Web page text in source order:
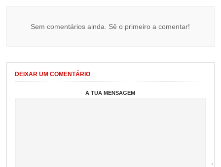
Sem comentários ainda. Sê o primeiro a comentar!
DEIXAR UM COMENTÁRIO
A TUA MENSAGEM